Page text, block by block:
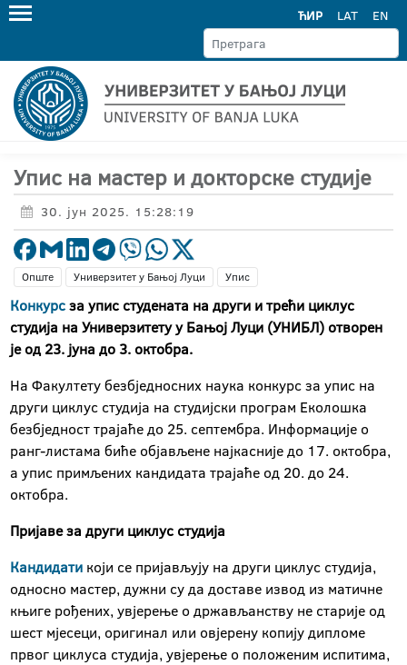
ЋИР LAT EN
Упис на мастер и докторске студије
30. јун 2025. 15:28:19
Опште Универзитет у Бањој Луци Упис
Конкурсза упис студената на други и трећи циклус
студија на Универзитету у Бањој Луци (УНИБЛ) отворен
је од 23. јуна до 3. октобра.
На Факултету безбједносних наука конкурс за упис на
други циклус студија на студијски програм Еколошка
безбједност трајаће до 25. септембра. Информације о
ранг-листама биће објављене најкасније до 17. октобра,
а упис примљених кандидата трајаће од 20. до 24.
октобра.
Пријаве за други циклус студија
Кандидати који се пријављују на други циклус студија,
односно мастер, дужни су да доставе извод из матичне
књиге рођених, увјерење о држављанству не старије од
шест мјесеци, оригинал или овјерену копију дипломе
првог циклуса студија, увјерење о положеним испитима,